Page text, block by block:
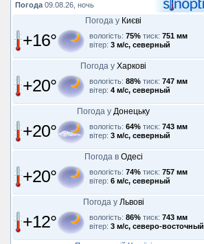
Погода 09.08.26, ночь
Погода у Києві
+16° вологість: 75% тиск: 751 мм
вітер: 3 м/с, северный
Погода у Харкові
+20° вологість: 88% тиск: 747 мм
вітер: 4 м/с, северный
Погода у Донецьку
+20° вологість: 64% тиск: 743 мм
вітер: 3 м/с, северный
Погода в Одесі
+20° вологість: 74% тиск: 757 мм
вітер: 6 м/с, северный
Погода у Львові
+12° вологість: 86% тиск: 743 мм
вітер: 3 м/с, северо-восточный